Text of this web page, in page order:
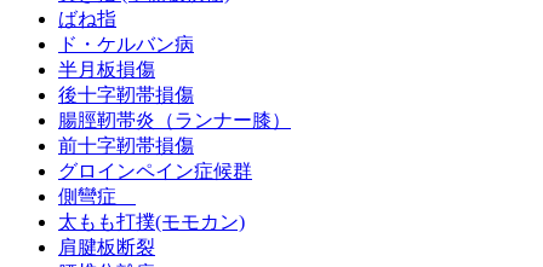
ばね指
ド・ケルバン病
半月板損傷
後十字靭帯損傷
腸脛靭帯炎（ランナー膝）
前十字靭帯損傷
グロインペイン症候群
側彎症
太もも打撲(モモカン)
肩腱板断裂